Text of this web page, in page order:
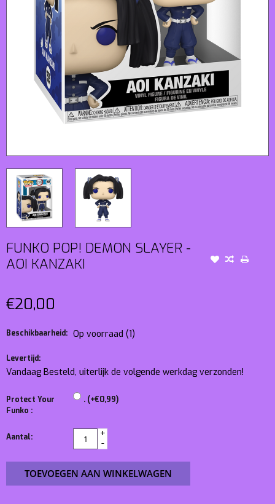
FUNKO POP! DEMON SLAYER -
AOI KANZAKI
€20,00
Beschikbaarheid: Op voorraad (1)
Levertijd:
Vandaag Besteld, uiterlijk de volgende werkdag verzonden!
Protect Your
Funko :
. (+€0,99)
Aantal:
+
-
TOEVOEGEN AAN WINKELWAGEN